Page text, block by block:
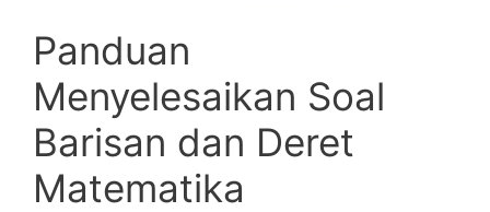
Panduan
Menyelesaikan Soal
Barisan dan Deret
Matematika